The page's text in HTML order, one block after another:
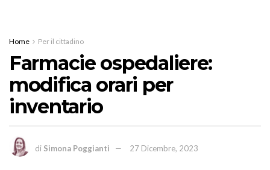
Home Per il cittadino
Farmacie ospedaliere:
modifica orari per
inventario
di Simona Poggianti 27 Dicembre, 2023